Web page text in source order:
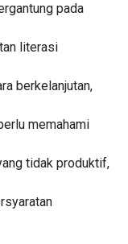
pada
literasi
berkelanjutan,
memahami
tidak produktif,